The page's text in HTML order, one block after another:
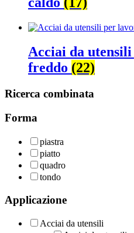
Acciai da
freddo (22)
Ricerca combinata
Forma
piastra
piatto
quadro
tondo
Applicazione
Acciai da utensili